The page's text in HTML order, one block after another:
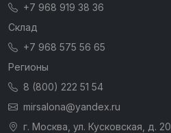
+7 968 919 38 36
Склад
+7 968 575 56 65
Регионы
8 (800) 222 51 54
mirsalona@yandex.ru
г. Москва, ул. Кусковская, д. 20